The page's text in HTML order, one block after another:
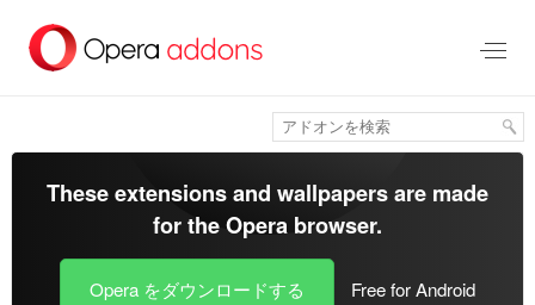
メ
These extensions and wallpapers are made
for theOpera browser.
Opera をダウンロードする Free for Android